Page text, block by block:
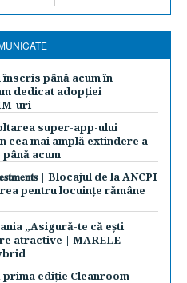
înscris până acum în
dedicat adopției
uri
super-app-ului
cea mai amplă extindere a
acum
| Blocajul de la ANCPI
pentru locuințe rămâne
„Asigură-te că ești
atractive | MARELE
prima ediție Cleanroom